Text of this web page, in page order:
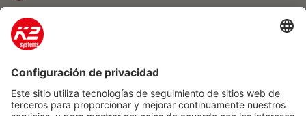
Servicios
Social Media
Contacto
Adicional